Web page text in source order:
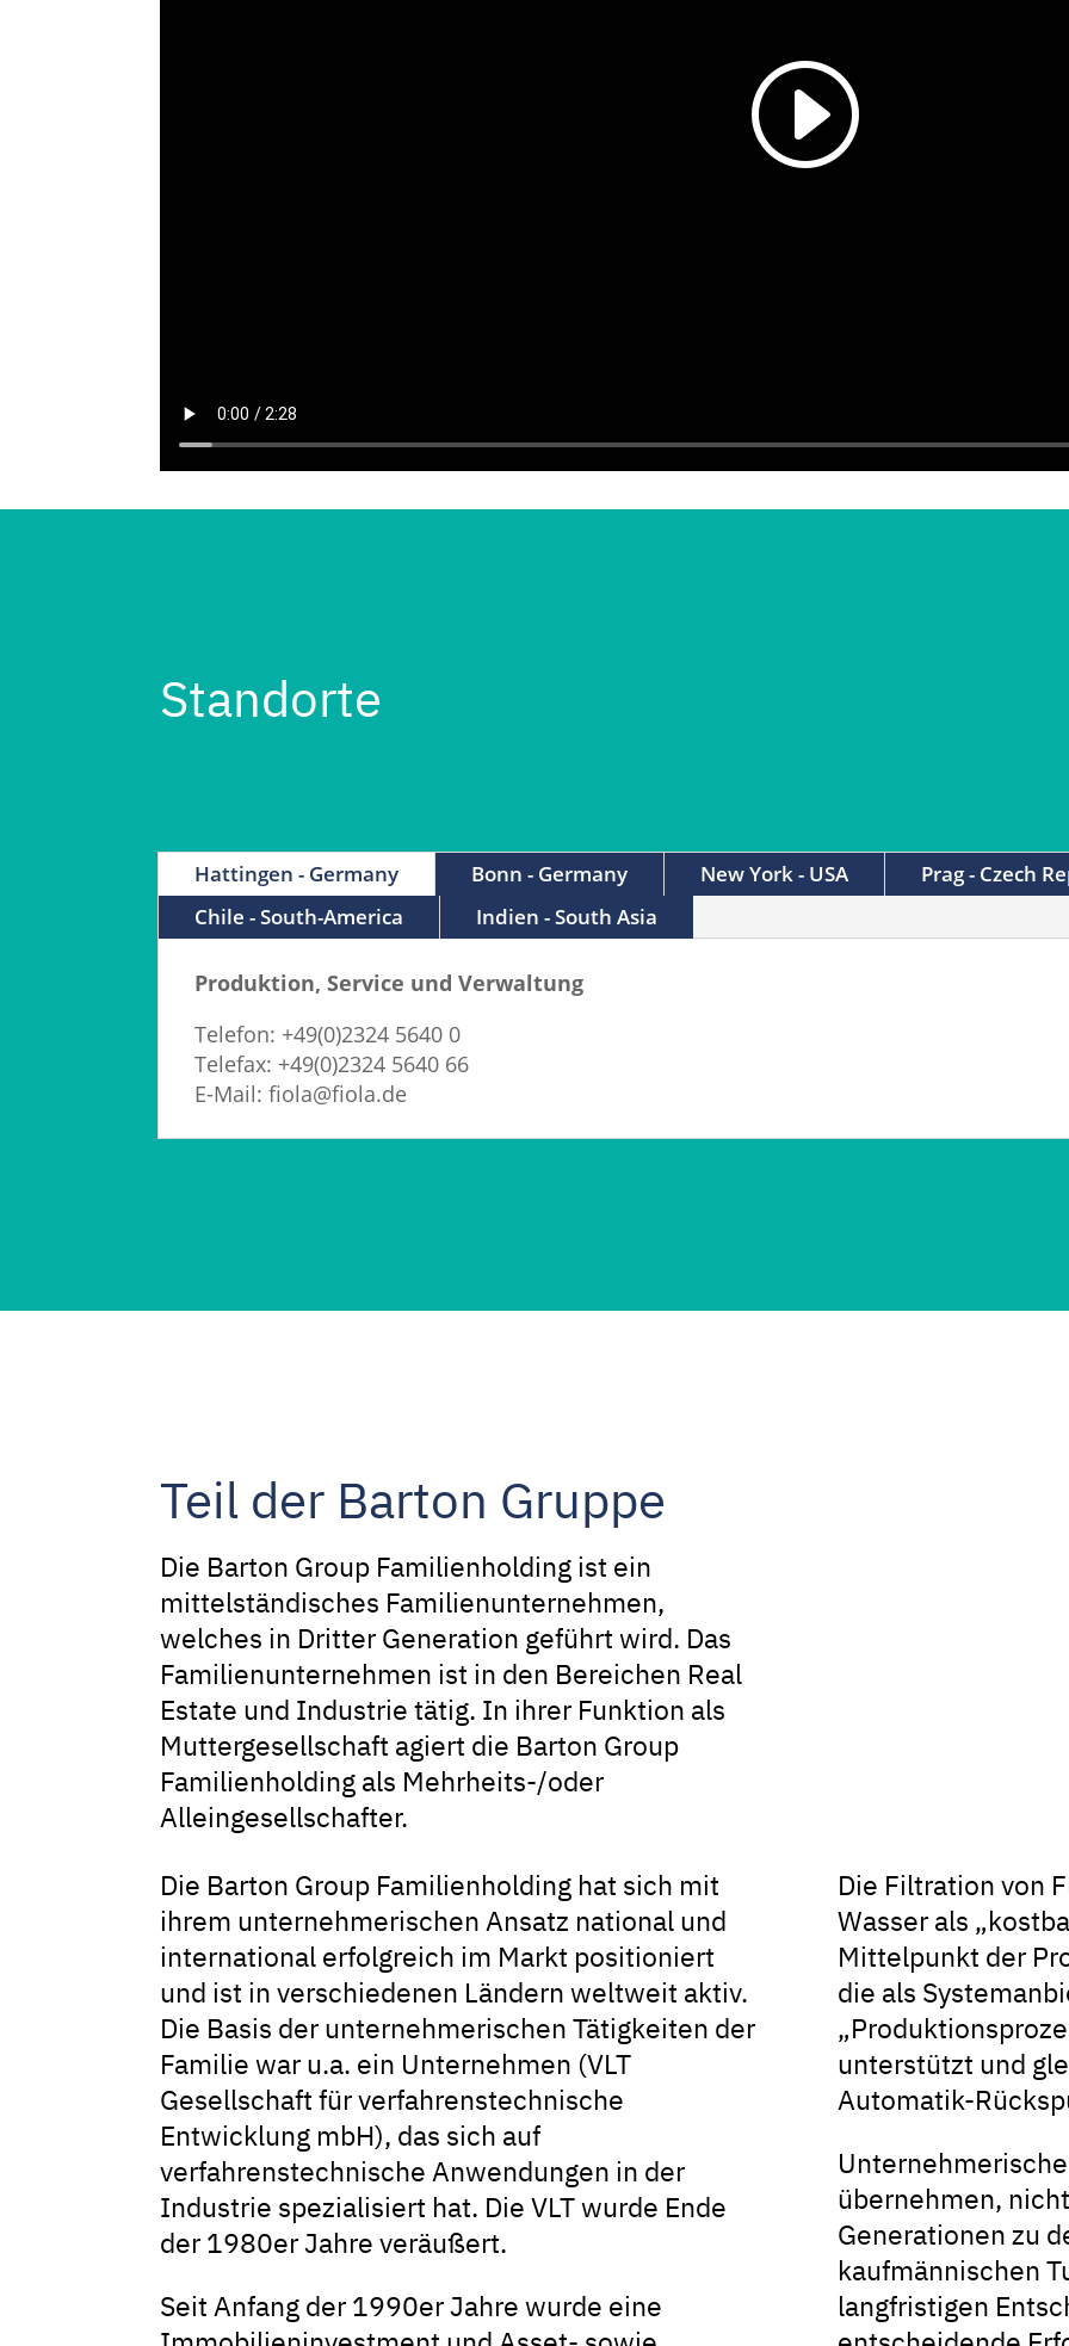
Standorte
Hattingen - Germany Bonn - Germany New York - USA
Prag - Czech
Chile - South-America
Indien - South Asia
Produktion, Service und Verwaltung
Telefon: +49(0)2324 5640 0
Telefax: +49(0)2324 5640 66
E-Mail: fiola@fiola.de
Teil der Barton Gruppe
Die Barton Group Familienholding ist ein
mittelständisches Familienunternehmen,
welches in Dritter Generation geführt wird. Das
Familienunternehmen ist in den Bereichen Real
Estate und Industrie tätig. In ihrer Funktion als
Muttergesellschaft agiert die Barton Group
Familienholding als Mehrheits-/oder
Alleingesellschafter.
Die Barton Group Familienholding hat sich mit
ihrem unternehmerischen Ansatz national und
international erfolgreich im Markt positioniert
und ist in verschiedenen Ländern weltweit aktiv.
Die Basis der unternehmerischen Tätigkeiten der
Familie war u.a. ein Unternehmen (VLT
Gesellschaft für verfahrenstechnische
Entwicklung mbH), das sich auf
verfahrenstechnische Anwendungen in der
Industrie spezialisiert hat. Die VLT wurde Ende
der 1980er Jahre veräußert.
Seit Anfang der 1990er Jahre wurde eine
Die Filtration von
Wasser als
Mittelpunkt der
die als
unterstützt und
Automatik-
übernehmen,
Generationen zu
kaufmännischen
langfristigen